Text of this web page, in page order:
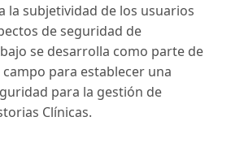
la subjetividad de los usuarios
de seguridad de
se desarrolla como parte de
para establecer una
para la gestión de
Clínicas.